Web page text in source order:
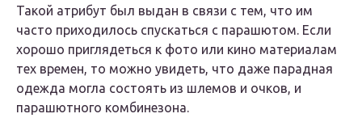
Такой атрибут был выдан в связи с тем, что им
часто приходилось спускаться с парашютом. Если
хорошо приглядеться к фото или кино материалам
тех времен, то можно увидеть, что даже парадная
одежда могла состоять из шлемов и очков, и
парашютного комбинезона.